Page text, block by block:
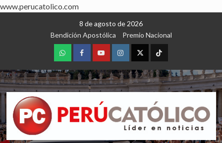
www.perucatolico.com
8 de agosto de 2026
Bendición Apostólica
Premio Nacional
WhatsAppFacebookYoutubeInstagram
X TikTok